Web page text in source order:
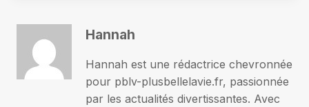
Hannah
Hannah est une rédactrice chevronnée
pour pblv-plusbellelavie.fr, passionnée
par les actualités divertissantes. Avec